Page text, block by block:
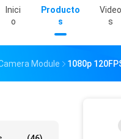
Inici
O
Producto
S
Video
S
Module 1080p